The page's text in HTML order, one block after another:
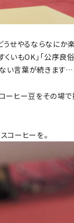
うせやるならなにか
くいもOK」「公序良
い言葉が続きます…
ーヒー豆をその場で
コーヒーを。